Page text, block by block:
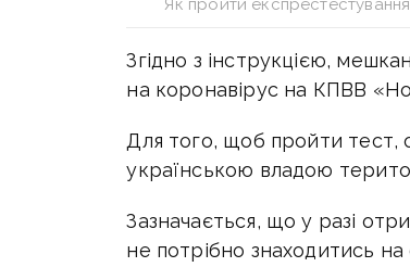
Як пройти
Згідно з інструкцією,
на коронавірус на КПВВ
Для того, щоб пройти тест,
українською владою
Зазначається, що у разі
не потрібно знаходитись